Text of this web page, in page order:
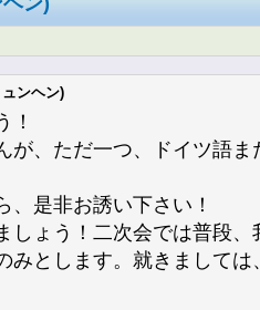
ンヘン)
！
が、ただ一つ、ドイツ語
是非お誘い下さい！
ょう！二次会では普段、
とします。就きまして